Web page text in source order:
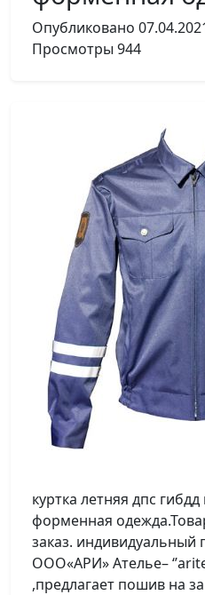
Опубликовано
Просмотры 944
куртка летняя дпс
форменная
заказ.
ООО«АРИ» Ателье–
,предлагает пошив на